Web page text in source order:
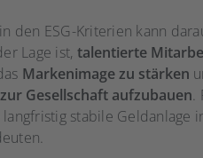
den ESG-Kriterien kann
Lage ist, talentierte
Markenimage zu stärken
Gesellschaft aufzubauen.
stabile Geldanlage